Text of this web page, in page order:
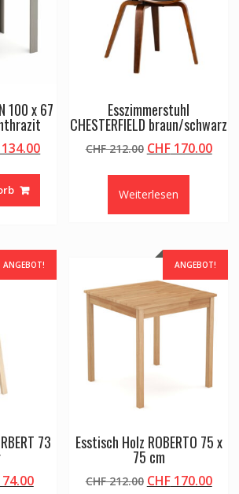
100 x 67
134.00Aktueller
Esszimmerstuhl
CHESTERFIELD braun/schwarz
CHF212.00 Ursprünglicher
CHF 212.00
CHF170.00
Weiterlesen
ANGEBOT!
73
Aktueller
ANGEBOT!
Esstisch Holz ROBERTO 75 x
75 cm
CHF212.00 Ursprünglicher
CHF170.00